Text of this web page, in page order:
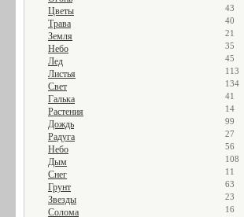
Цветы 43
Трава 40
Земля 21
Небо 35
Лед 45
Листья 113
Свет 134
Галька 41
Растения 14
Дождь 99
Радуга 27
Небо 56
Дым 108
Снег 11
Грунт 63
Звезды 23
Солома 16